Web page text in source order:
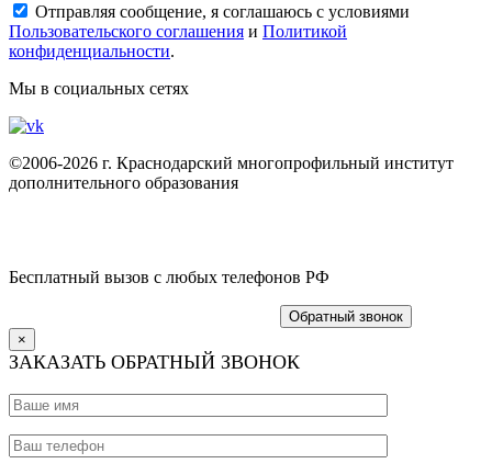
Отправляя сообщение, я соглашаюсь с условиями
Пользовательского соглашения и Политикой
конфиденциальности.
Мы в социальных сетях
©2006-2026 г. Краснодарский многопрофильный институт
дополнительного образования
Бесплатный вызов с любых телефонов РФ
Обратный звонок
×
ЗАКАЗАТЬ ОБРАТНЫЙ ЗВОНОК